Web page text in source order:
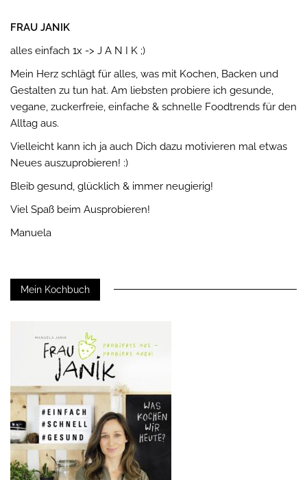
FRAU JANIK
alles einfach 1x -> J A N I K ;)
Mein Herz schlägt für alles, was mit Kochen, Backen und
Gestalten zu tun hat. Am liebsten probiere ich gesunde,
vegane, zuckerfreie, einfache & schnelle Foodtrends für den
Alltag aus.
Vielleicht kann ich ja auch Dich dazu motivieren mal etwas
Neues auszuprobieren! :)
Bleib gesund, glücklich & immer neugierig!
Viel Spaß beim Ausprobieren!
Manuela
Mein Kochbuch